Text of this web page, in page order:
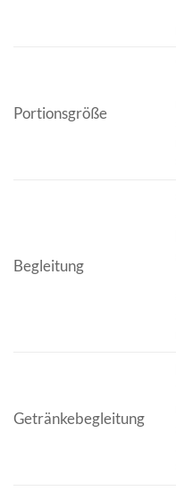
Portionsgröße
Begleitung
Getränkebegleitung